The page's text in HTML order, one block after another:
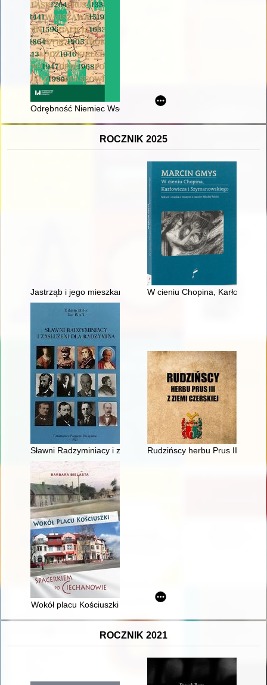
Odrębność Niemiec Wschodnich w świetle koncepcji długiego
ROCZNIK 2025
Jastrząb i jego mieszkańcy w świetle ksiąg miejskich z XVII
W cieniu Chopina, Karłowicza
Sławni Radzyminiacy i zasłużeni dla Radzymina
Rudzińscy herbu Prus III z
Wokół placu Kościuszki
ROCZNIK 2021